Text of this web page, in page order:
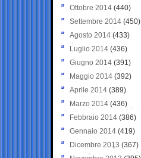
Ottobre 2014 (440)
Settembre 2014 (450)
Agosto 2014 (433)
Luglio 2014 (436)
Giugno 2014 (391)
Maggio 2014 (392)
Aprile 2014 (389)
Marzo 2014 (436)
Febbraio 2014 (386)
Gennaio 2014 (419)
Dicembre 2013 (367)